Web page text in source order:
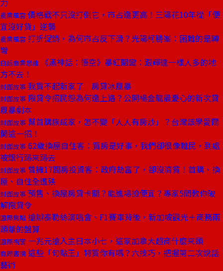
力
產業風雲 價格戰不只沒打倒它，市占還更高！三陽花10年從「便
宜沒好貨」逆襲
產業風雲 打折促銷，為何市占反下滑？光陽柯勝峯：困難的是轉
彎
白話商業思維
《黑神話：悟空》暴紅關鍵：跟輝達一樣人多的地
方不去！
封面故事 我買不起新家了 房貸冰風暴
封面故事 限貸令招民怨為何還上路？公開楊金龍最憂心的新次貸
風暴劇本
封面故事 幫首購族成家，怎不變「人人有房炒」？台灣該學愛爾
蘭這一招！
封面故事 62歲換屋自住客：買房是好事，我們卻很像難民，到處
被銀行踢來踢去
封面故事 曾擁17間房投資客：政府劫富了，卻沒濟貧！首購、換
屋、自住全遭殃
封面故事 預售、換屋房貸卡關？能進場撿便宜？專家5問教你破
解限貸令
國際焦點 搶辦泰勒絲演唱會、F1賽車背後，新加坡觀光＋商務兩
頭賺的盤算
國際視窗 一兆元搶入主日本小七，這家加拿大超商什麼來頭
商周書摘 這些「句點王」特質你有嗎？六技巧，把握第二次說話
藝術